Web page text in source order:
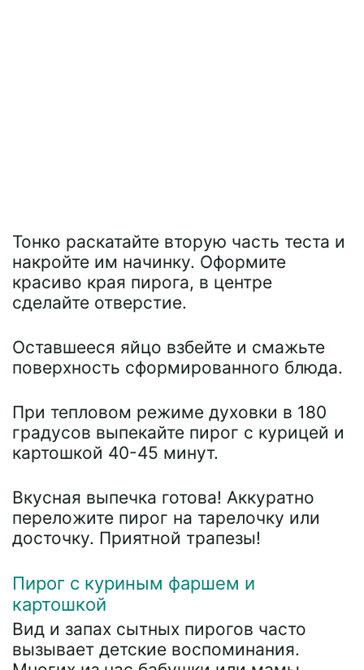
Тонко раскатайте вторую часть теста и
накройте им начинку. Оформите
красиво края пирога, в центре
сделайте отверстие.
Оставшееся яйцо взбейте и смажьте
поверхность сформированного блюда.
При тепловом режиме духовки в 180
градусов выпекайте пирог с курицей и
картошкой 40-45 минут.
Вкусная выпечка готова! Аккуратно
переложите пирог на тарелочку или
досточку. Приятной трапезы!
Пирог с куриным фаршем и
картошкой
Вид и запах сытных пирогов часто
вызывает детские воспоминания.